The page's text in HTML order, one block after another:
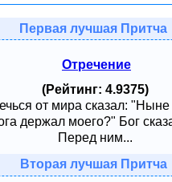
Первая лучшая Притча
Отречение
(Рейтинг: 4.9375)
от мира сказал:
держал моего?" Бог
Перед ним...
Вторая лучшая Притча